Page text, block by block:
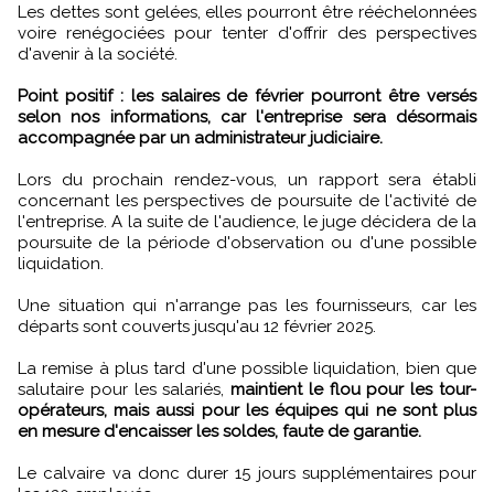
Les dettes sont gelées, elles pourront être rééchelonnées
voire renégociées pour tenter d'offrir des perspectives
d'avenir à la société.
Point positif : les salaires de février pourront être versés
selon nos informations, car l'entreprise sera désormais
accompagnée par un administrateur judiciaire.
Lors du prochain rendez-vous, un rapport sera établi
concernant les perspectives de poursuite de l'activité de
l'entreprise. A la suite de l'audience, le juge décidera de la
poursuite de la période d'observation ou d'une possible
liquidation.
Une situation qui n'arrange pas les fournisseurs, car les
départs sont couverts jusqu'au 12 février 2025.
La remise à plus tard d'une possible liquidation, bien que
salutaire pour les salariés,maintient le flou pour les tour-
opérateurs, mais aussi pour les équipes qui ne sont plus
en mesure d'encaisser les soldes, faute de garantie.
Le calvaire va donc durer 15 jours supplémentaires pour